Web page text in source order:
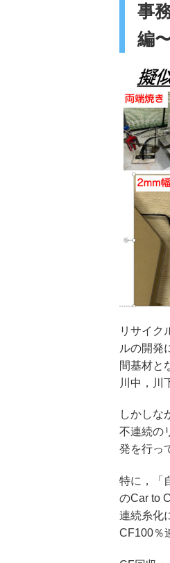
事
編
リサイク
ルの開発
間基材と
川中，川
しかしな
不連続の
発を行っ
特に，「
のCar to
連続糸化
CF100％